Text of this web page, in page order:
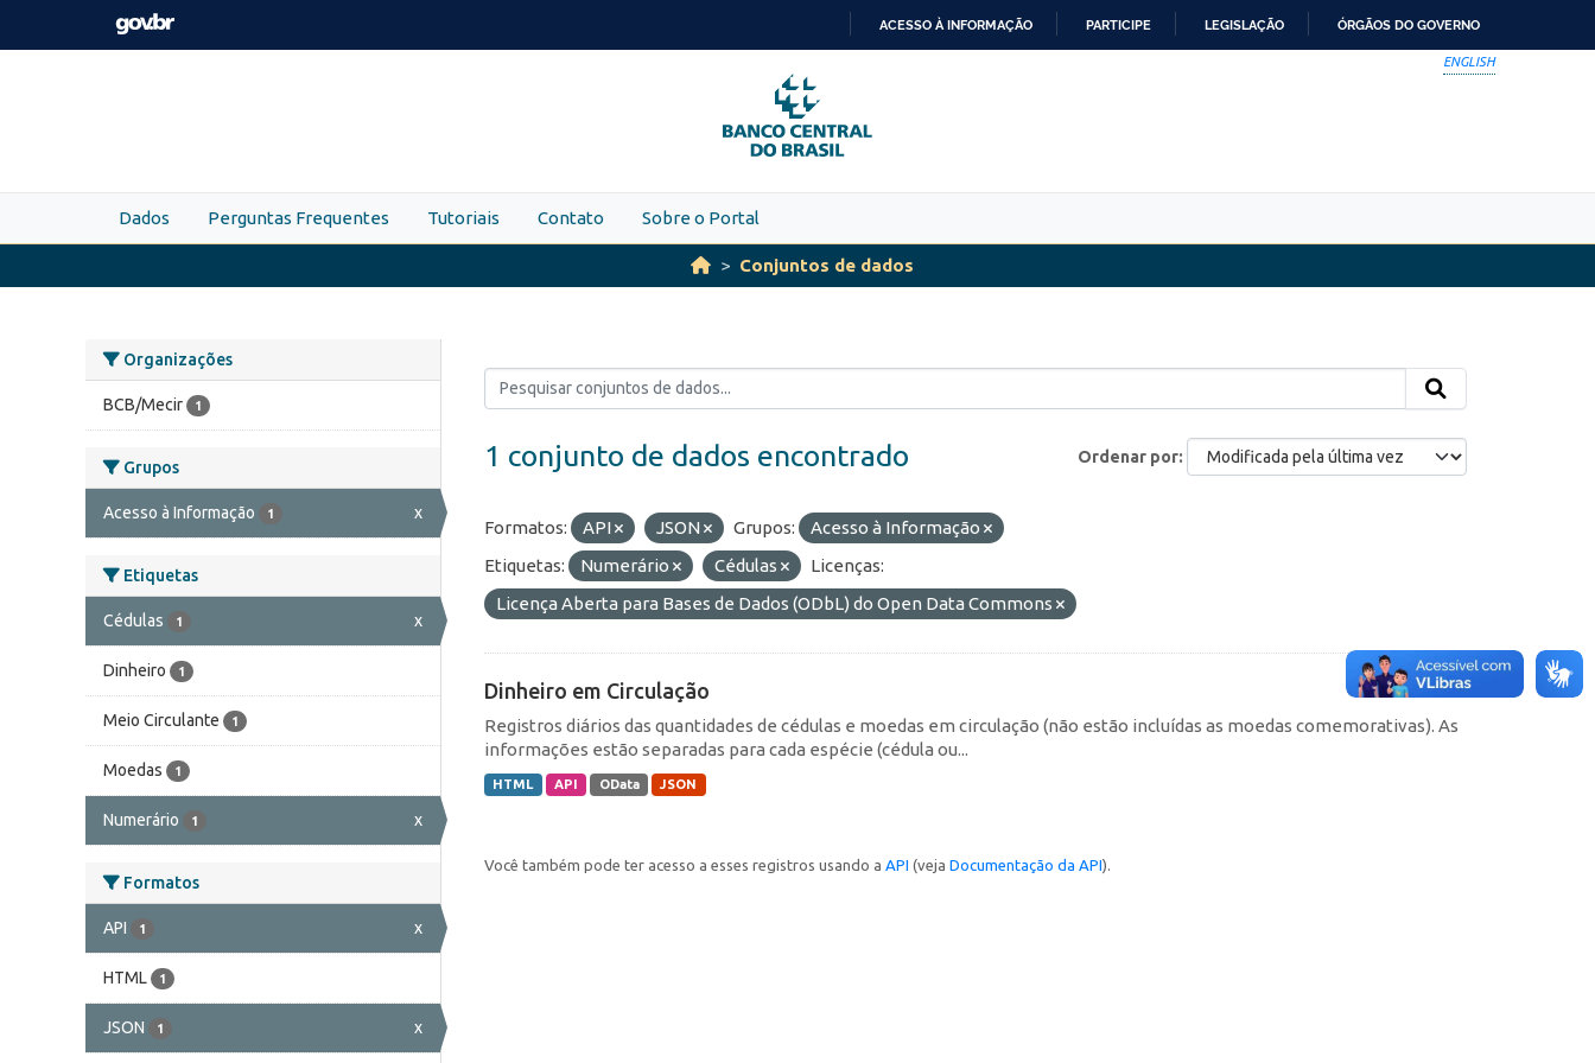
Skip to main content
PARA
O
CONTEÚDO
ACESSO À INFORMAÇÃO PARTICIPE LEGISLAÇÃO ÓRGÃOS DO GOVERNO
ENGLISH
Dados Perguntas Frequentes Tutoriais Contato Sobre o Portal
Conjuntos de dados
Organizações
BCB/Mecir 1
Grupos
Acesso à Informação 1 x
Etiquetas
Cédulas 1 x
Dinheiro 1
Meio Circulante 1
Moedas 1
Numerário 1 x
Formatos
API 1 x
HTML 1
JSON 1 x
Ordenar por
1 conjunto de dados encontrado
Formatos: API JSON Grupos:
Acesso à Informação
Etiquetas:
Numerário Cédulas
Licenças:
Licença Aberta para Bases de Dados (ODbL) do Open Data Commons
Dinheiro em Circulação
Registros diários das quantidades de cédulas e moedas em circulação (não estão incluídas as moedas comemorativas). As
informações estão separadas para cada espécie (cédula ou...
HTML API OData JSON
Você também pode ter acesso a esses registros usando a API (veja Documentação da API).